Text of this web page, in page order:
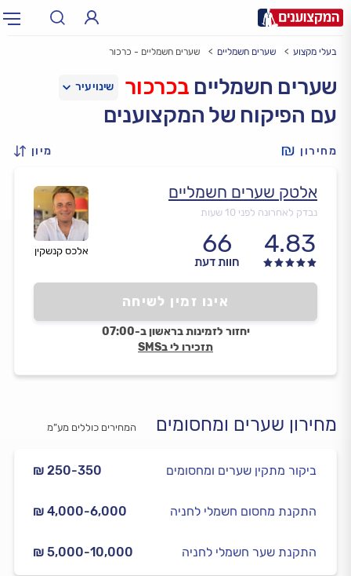
עירעיר: תל אביב, חיפה…
בעלי מקצוע שערים חשמליים שערים חשמליים - כרכור
שערים חשמליים בכרכור
עם הפיקוח של המקצוענים
מחירון מיון
אלכס קנשקין
אלטק שערים חשמליים
נבדק לאחרונה לפני 10 שעות
4.83
66
חוות דעת
אינו זמין לשיחה
יחזור לזמינות בראשון ב-07:00
תזכירו לי בSMS
מחירון שערים ומחסומים המחירים כוללים מע”מ
₪ 250-350 ביקור מתקין שערים ומחסומים
₪ 4,000-6,000 התקנת מחסום חשמלי לחניה
₪ 5,000-10,000 התקנת שער חשמלי לחניה